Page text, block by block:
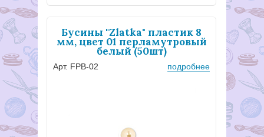
Бусины "Zlatka" пластик 8
мм, цвет 01 перламутровый
белый (50шт)
Арт. FPB-02 подробнее